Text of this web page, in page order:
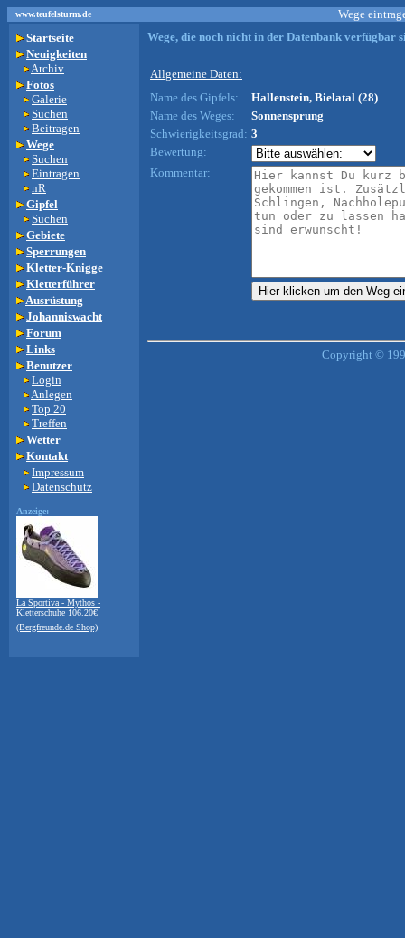
www.teufelsturm.de
Wege
Startseite
Neuigkeiten
Archiv
Fotos
Galerie
Suchen
Beitragen
Wege
Suchen
Eintragen
nR
Gipfel
Suchen
Gebiete
Sperrungen
Kletter-Knigge
Kletterführer
Ausrüstung
Johanniswacht
Forum
Links
Benutzer
Login
Anlegen
Top 20
Treffen
Wetter
Kontakt
Impressum
Datenschutz
Anzeige:
La Sportiva - Mythos -
Kletterschuhe 106.20€
(Bergfreunde.de Shop)
Wege, die noch nicht in der Datenbank verfügbar
Allgemeine Daten:
Name des Gipfels:
Hallenstein, Bielatal (28)
Name des Weges:
Sonnensprung
Schwierigkeitsgrad: 3
Bewertung:
Kommentar:
Copyright ©